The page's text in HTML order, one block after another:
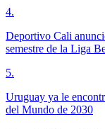
4.
Deportivo Cali
semestre de la Liga
5.
Uruguay ya le
del Mundo de 2030